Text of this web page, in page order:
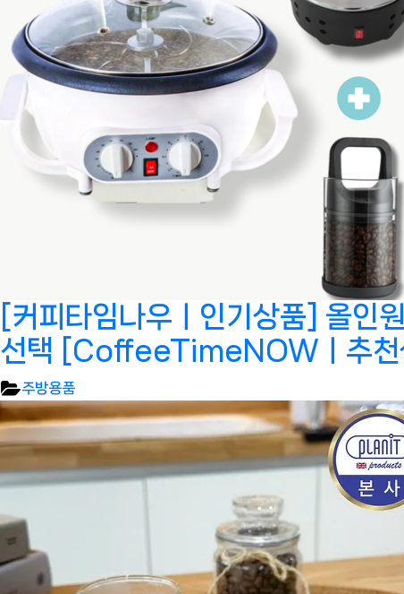
[커피타임나우ㅣ인기상품] 올인
선택 [CoffeeTimeNOWㅣ추천
주방용품